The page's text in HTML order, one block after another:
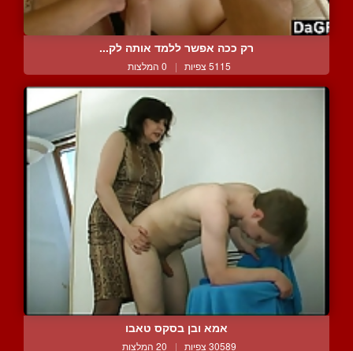
רק ככה אפשר ללמד אותה לק...
5115 צפיות | 0 המלצות
אמא ובן בסקס טאבו
30589 צפיות | 20 המלצות